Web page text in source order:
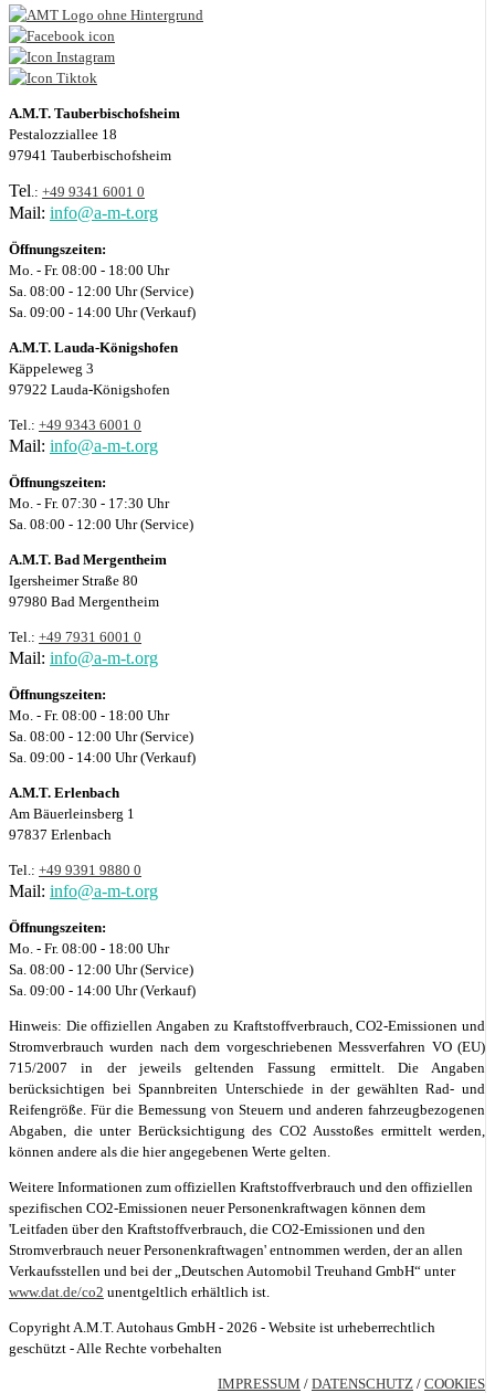
A.M.T. Tauberbischofsheim
Pestalozziallee 18
97941 Tauberbischofsheim
Tel.: +49 9341 6001 0
Mail: info@a-m-t.org
Öffnungszeiten:
Mo. - Fr. 08:00 - 18:00 Uhr
Sa. 08:00 - 12:00 Uhr (Service)
Sa. 09:00 - 14:00 Uhr (Verkauf)
A.M.T. Lauda-Königshofen
Käppeleweg 3
97922 Lauda-Königshofen
Tel.: +49 9343 6001 0
Mail: info@a-m-t.org
Öffnungszeiten:
Mo. - Fr. 07:30 - 17:30 Uhr
Sa. 08:00 - 12:00 Uhr (Service)
A.M.T. Bad Mergentheim
Igersheimer Straße 80
97980 Bad Mergentheim
Tel.: +49 7931 6001 0
Mail: info@a-m-t.org
Öffnungszeiten:
Mo. - Fr. 08:00 - 18:00 Uhr
Sa. 08:00 - 12:00 Uhr (Service)
Sa. 09:00 - 14:00 Uhr (Verkauf)
A.M.T. Erlenbach
Am Bäuerleinsberg 1
97837 Erlenbach
Tel.: +49 9391 9880 0
Mail: info@a-m-t.org
Öffnungszeiten:
Mo. - Fr. 08:00 - 18:00 Uhr
Sa. 08:00 - 12:00 Uhr (Service)
Sa. 09:00 - 14:00 Uhr (Verkauf)
Hinweis: Die offiziellen Angaben zu Kraftstoffverbrauch, CO2-Emissionen und
Stromverbrauch wurden nach dem vorgeschriebenen Messverfahren VO (EU)
715/2007 in der jeweils geltenden Fassung ermittelt. Die Angaben
berücksichtigen bei Spannbreiten Unterschiede in der gewählten Rad- und
Reifengröße. Für die Bemessung von Steuern und anderen fahrzeugbezogenen
Abgaben, die unter Berücksichtigung des CO2 Ausstoßes ermittelt werden,
können andere als die hier angegebenen Werte gelten.
Weitere Informationen zum offiziellen Kraftstoffverbrauch und den offiziellen
spezifischen CO2-Emissionen neuer Personenkraftwagen können dem
'Leitfaden über den Kraftstoffverbrauch, die CO2-Emissionen und den
Stromverbrauch neuer Personenkraftwagen' entnommen werden, der an allen
Verkaufsstellen und bei der „Deutschen Automobil Treuhand GmbH“ unter
www.dat.de/co2 unentgeltlich erhältlich ist.
Copyright A.M.T. Autohaus GmbH - 2026 - Website ist urheberrechtlich
geschützt - Alle Rechte vorbehalten
IMPRESSUM / DATENSCHUTZ / COOKIES